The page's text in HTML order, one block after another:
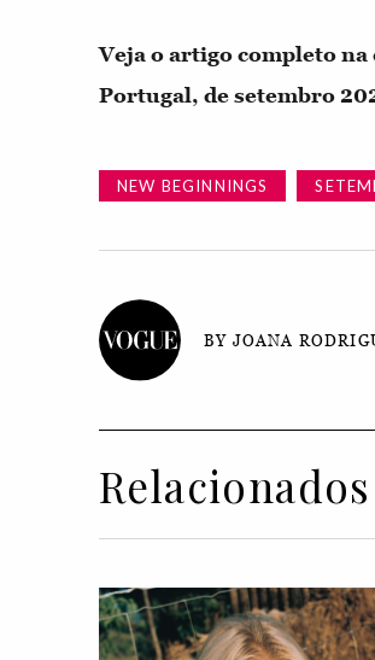
Veja o artigo completo na
Portugal, de setembro
NEW BEGINNINGS
BY JOANA
Relacionados